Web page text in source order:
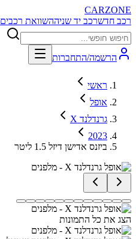
CARZONE
רכב חדשרכב יד שניההשוואת רכבים
הרשמה/התחברות
ראשי
אופל
גרנדלנד X
2023
ביזנס אדישן דיזל 1.5 ליטר
הצג את כל התמונות